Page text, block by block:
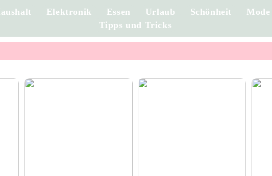
Elektronik Essen Urlaub Schönheit Mode
Tipps und Tricks